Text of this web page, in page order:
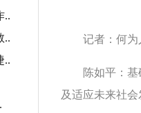
..
..
..
记者：何为人
陈如平：基础
及适应未来社